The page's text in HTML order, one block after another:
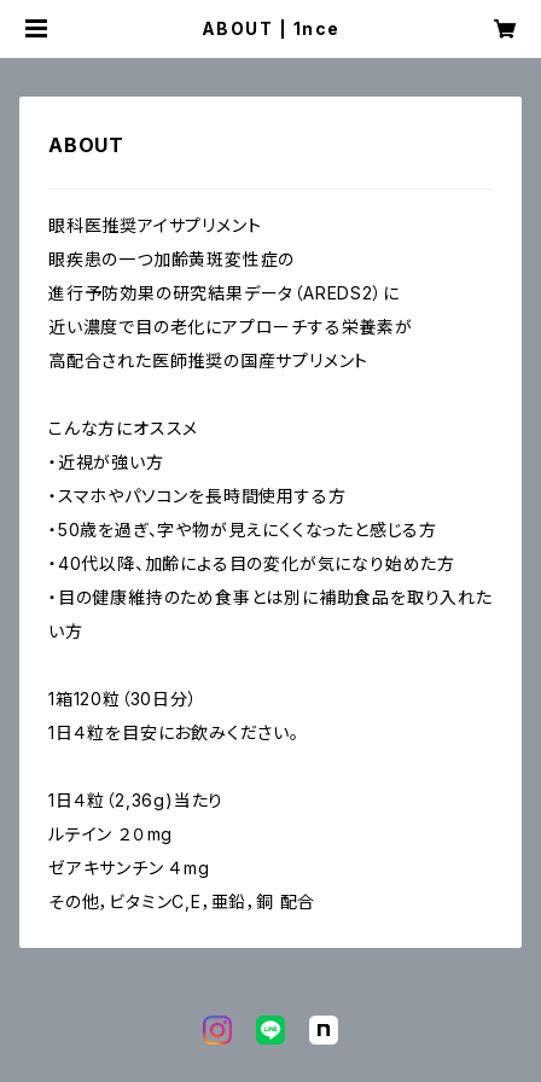
ABOUT | 1nce
ABOUT
眼科医推奨アイサプリメント
眼疾患の一つ加齢黄斑変性症の
進行予防効果の研究結果データ（AREDS2）に
近い濃度で目の老化にアプローチする栄養素が
高配合された医師推奨の国産サプリメント
こんな方にオススメ
・近視が強い方
・スマホやパソコンを長時間使用する方
・50歳を過ぎ、字や物が見えにくくなったと感じる方
・40代以降、加齢による目の変化が気になり始めた方
・目の健康維持のため食事とは別に補助食品を取り入れた
い方
1箱120粒（30日分）
1日４粒を目安にお飲みください。
1日４粒（2,36g)当たり
ルテイン ２０mg
ゼアキサンチン ４mg
その他，ビタミンC,E，亜鉛，銅 配合